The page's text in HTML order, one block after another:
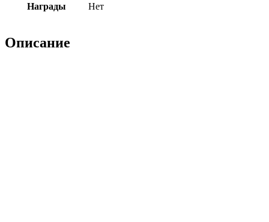
Награды Нет
Описание